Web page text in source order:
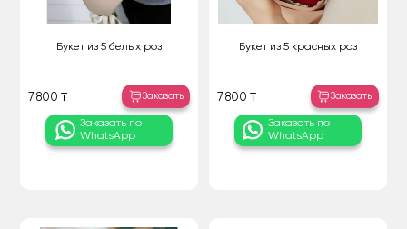
Букет из 5 белых роз
7 800 ₸ Заказать
Заказать по
WhatsApp
Букет из 5 красных роз
7 800 ₸ Заказать
Заказать по
WhatsApp